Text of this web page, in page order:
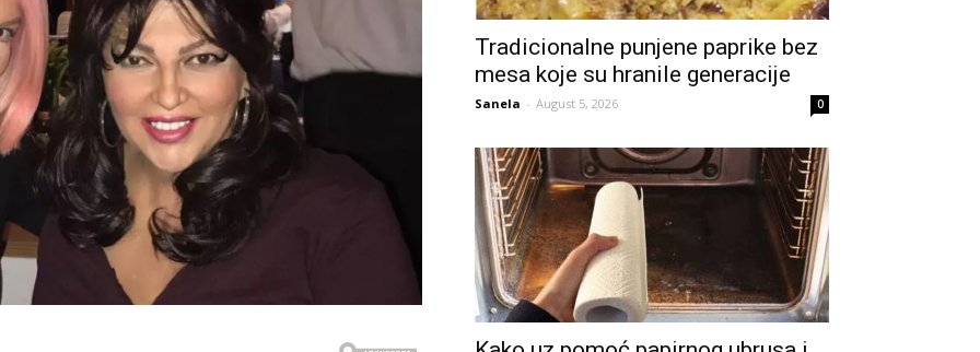
Tradicionalne punjene paprike bez
mesa koje su hranile generacije
Sanela - August 5, 2026 0